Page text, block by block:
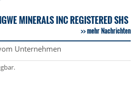
MINERALS INC REGISTERED SHS
mehr Nachrichten
Unternehmen